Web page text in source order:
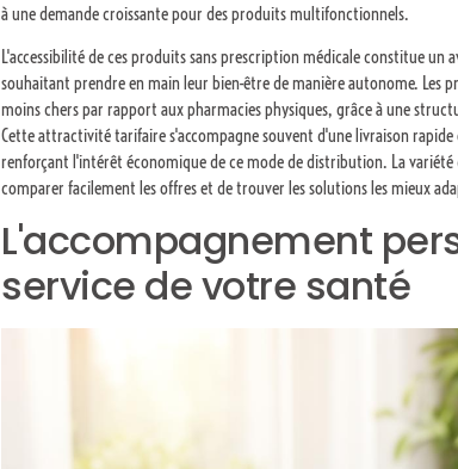
à une demande croissante pour des produits multifonctionnels.
L'accessibilité de ces produits sans prescription médicale constitue un
souhaitant prendre en main leur bien-être de manière autonome. Les
moins chers par rapport aux pharmacies physiques, grâce à une
Cette attractivité tarifaire s'accompagne souvent d'une livraison
renforçant l'intérêt économique de ce mode de distribution. La
comparer facilement les offres et de trouver les solutions les mieux
L'accompagnement
service de votre santé